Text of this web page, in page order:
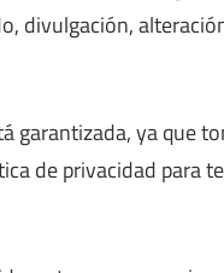
divulgación,
garantizada, ya que
de privacidad para